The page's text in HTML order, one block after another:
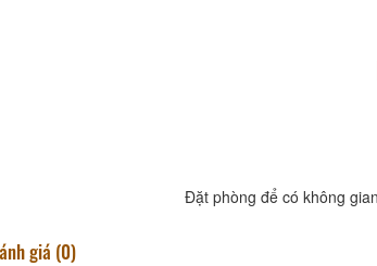
Đặt phòng để có không
giá (0)